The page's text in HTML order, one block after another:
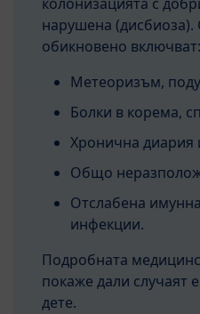
нарушена
обикновено включват:
Метеоризъм,
Болки в корема,
Хронична диария
Общо
Отслабена
инфекции.
Подробната
покаже дали случаят
дете.